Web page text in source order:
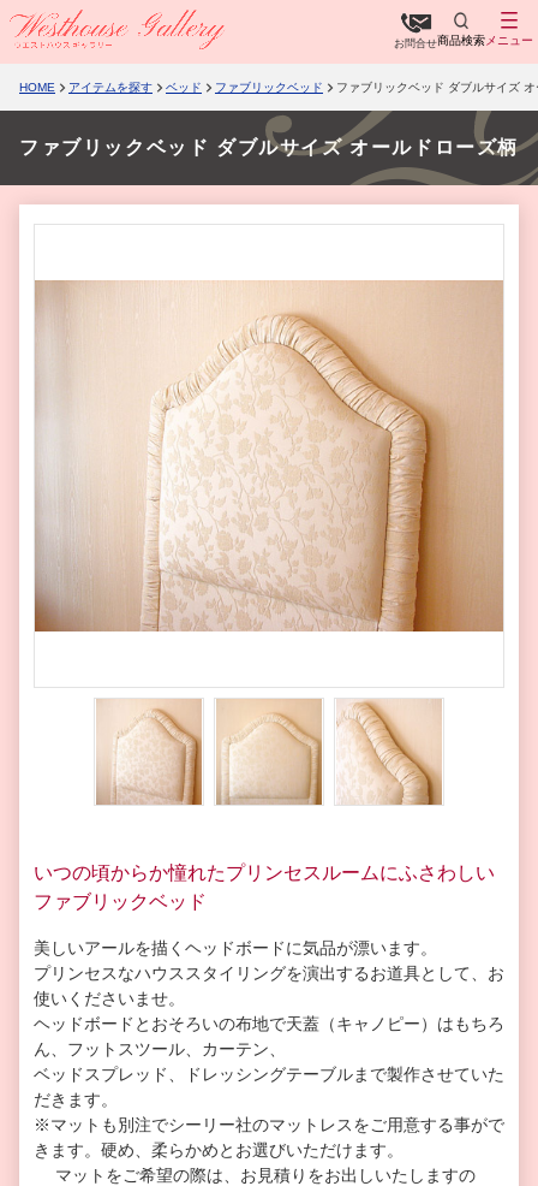
お問合せ商品検索 メニュー
HOME アイテムを探す ベッド ファブリックベッド ファブリックベッド ダブルサイズ
ファブリックベッド ダブルサイズ オールドローズ柄
いつの頃からか憧れたプリンセスルームにふさわしい
ファブリックベッド
美しいアールを描くヘッドボードに気品が漂います。
プリンセスなハウススタイリングを演出するお道具として、お
使いくださいませ。
ヘッドボードとおそろいの布地で天蓋（キャノピー）はもちろ
ん、フットスツール、カーテン、
ベッドスプレッド、ドレッシングテーブルまで製作させていた
だきます。
※マットも別注でシーリー社のマットレスをご用意する事がで
きます。硬め、柔らかめとお選びいただけます。
マットをご希望の際は、お見積りをお出しいたしますの